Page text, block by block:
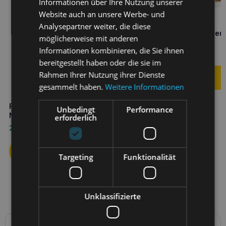
ROYAL CANIN Cat Renal 85g
Nassfutter für Katzen
2,10
ROYAL CANIN Katze Nieren
Huhn 12x85g Beutel
15,00€
Informationen über Ihre Nutzung unserer
Website auch an unsere Werbe- und
Analysepartner weiter, die diese
möglicherweise mit anderen
Informationen kombinieren, die Sie ihnen
bereitgestellt haben oder die sie im
Rahmen Ihrer Nutzung ihrer Dienste
gesammelt haben.Weitere Informationen
Unbedingt
erforderlich
Performance
Targeting Funktionalität
Unklassifizierte